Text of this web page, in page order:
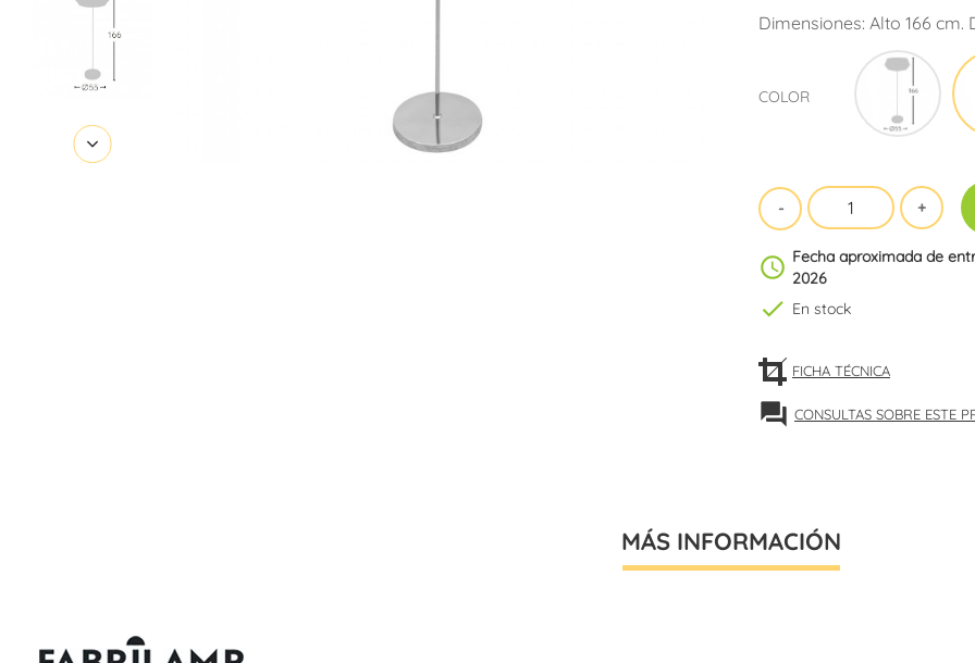
Dimensiones: Alto 166 cm.
COLOR
schedule Fecha aproximada de
2026
check En stock
FICHA TÉCNICA
forum CONSULTAS SOBRE ESTE
MÁS INFORMACIÓN